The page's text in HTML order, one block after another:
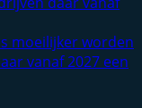
moeilijker worden
vanaf 2027 een